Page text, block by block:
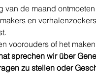
van de maand
en
voorouders of het
sprechen wir über
zu stellen oder